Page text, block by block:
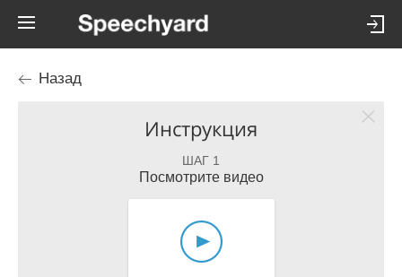
Назад
Инструкция
ШАГ 1
Посмотрите видео